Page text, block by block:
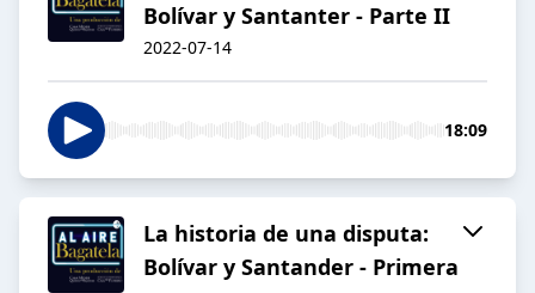
Bolívar y Santanter - Parte II
2022-07-14
18:09
La historia de una disputa:
Bolívar y Santander - Primera